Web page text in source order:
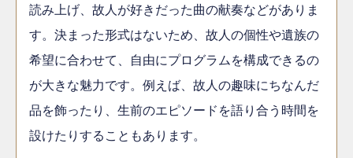
読み上げ、故人が好きだった曲の献奏などがありま
す。決まった形式はないため、故人の個性や遺族の
希望に合わせて、自由にプログラムを構成できるの
が大きな魅力です。例えば、故人の趣味にちなんだ
品を飾ったり、生前のエピソードを語り合う時間を
設けたりすることもあります。